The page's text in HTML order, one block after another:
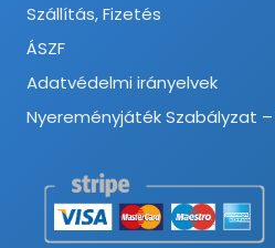
Szállítás, Fizetés
ÁSZF
Adatvédelmi irányelvek
Nyereményjáték Szabályzat